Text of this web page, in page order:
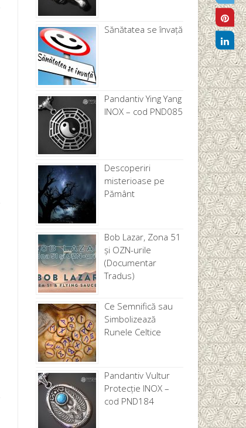
Sănătatea se învață
Pandantiv Ying Yang
INOX – cod PND085
Descoperiri
misterioase pe
Pământ
Bob Lazar, Zona 51
și OZN-urile
(Documentar
Tradus)
Ce Semnifică sau
Simbolizează
Runele Celtice
Pandantiv Vultur
Protecție INOX –
cod PND184